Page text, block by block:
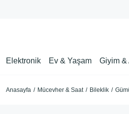
Elektronik Ev & Yaşam Giyim &
Anasayfa Mücevher & Saat Bileklik